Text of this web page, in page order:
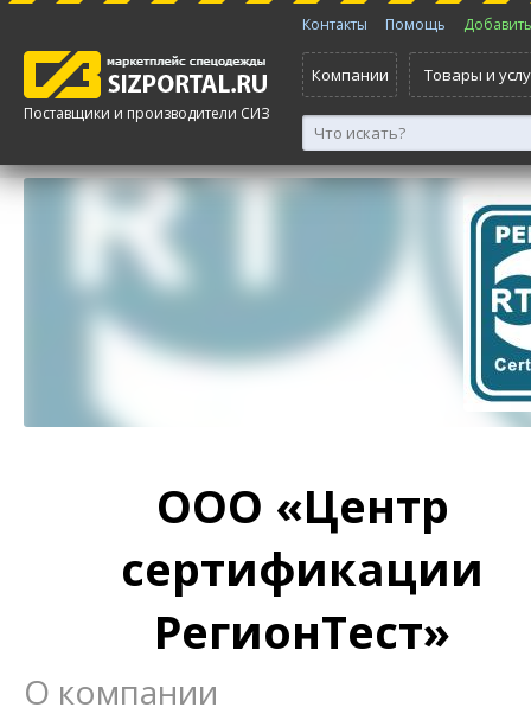
Поставщики и производители СИЗ
Контакты Помощь
Компании Товары и
ООО «Центр
сертификации
РегионТест»
О компании